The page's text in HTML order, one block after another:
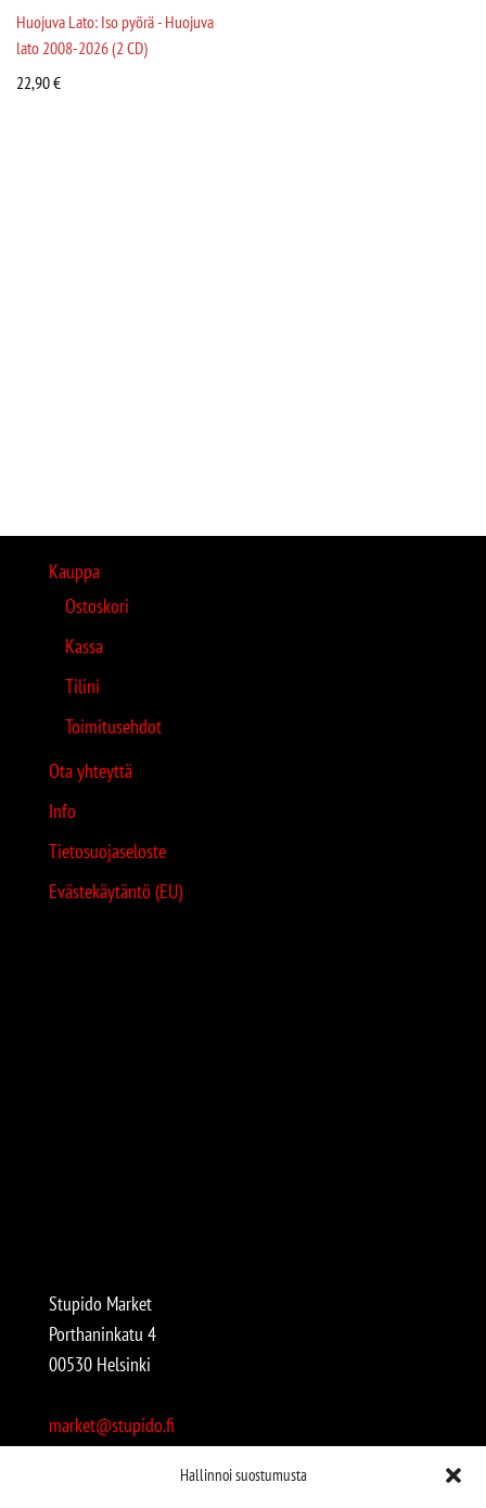
Hallinnoi suostumusta
Huojuva Lato: Iso pyörä - Huojuva
lato 2008-2026 (2 CD)
22,90€
Kauppa
Ostoskori
Kassa
Tilini
Toimitusehdot
Ota yhteyttä
Info
Tietosuojaseloste
Evästekäytäntö (EU)
Stupido Market
Porthaninkatu 4
00530 Helsinki
market@stupido.fi